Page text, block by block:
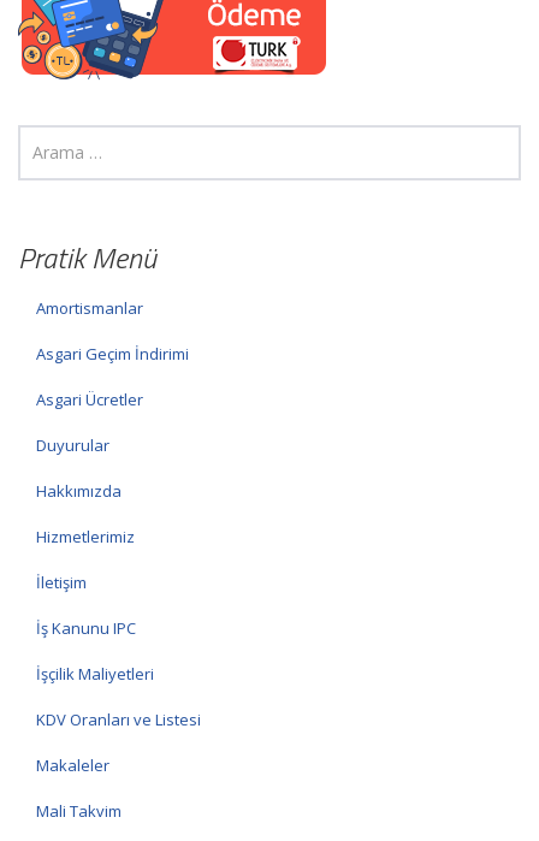
Pratik Menü
Amortismanlar
Asgari Geçim İndirimi
Asgari Ücretler
Duyurular
Hakkımızda
Hizmetlerimiz
İletişim
İş Kanunu IPC
İşçilik Maliyetleri
KDV Oranları ve Listesi
Makaleler
Mali Takvim